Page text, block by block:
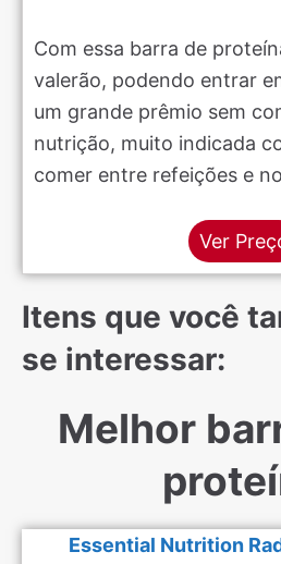
Com essa barra de
valerão, podendo entrar
um grande prêmio sem
nutrição, muito indicada
comer entre refeições e
Ver
Itens que você
se interessar:
Melhor
Essential Nutrition